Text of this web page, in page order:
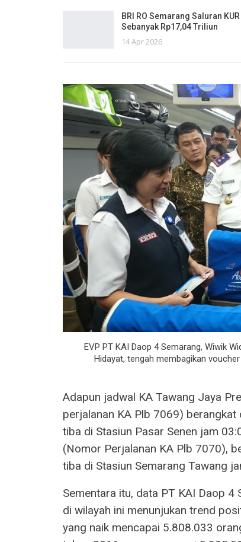
BRI RO Semarang Saluran KUR
Sebanyak Rp17,04 Triliun
14 Apr 2026
EVP PT KAI Daop 4 Semarang, Wiwik
Hidayat, tengah membagikan
Adapun jadwal KA Tawang Jaya
perjalanan KA Plb 7069)
tiba di Stasiun Pasar Senen jam
(Nomor Perjalanan KA Plb 7070),
tiba di Stasiun Semarang Tawang
Sementara itu, data PT KAI Daop
di wilayah ini menunjukan trend
yang naik mencapai 5.808.033